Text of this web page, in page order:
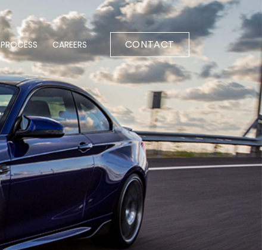
PROCESS CAREERS CONTACT